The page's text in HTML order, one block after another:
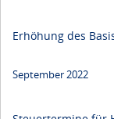
Erhöhung des
September 2022